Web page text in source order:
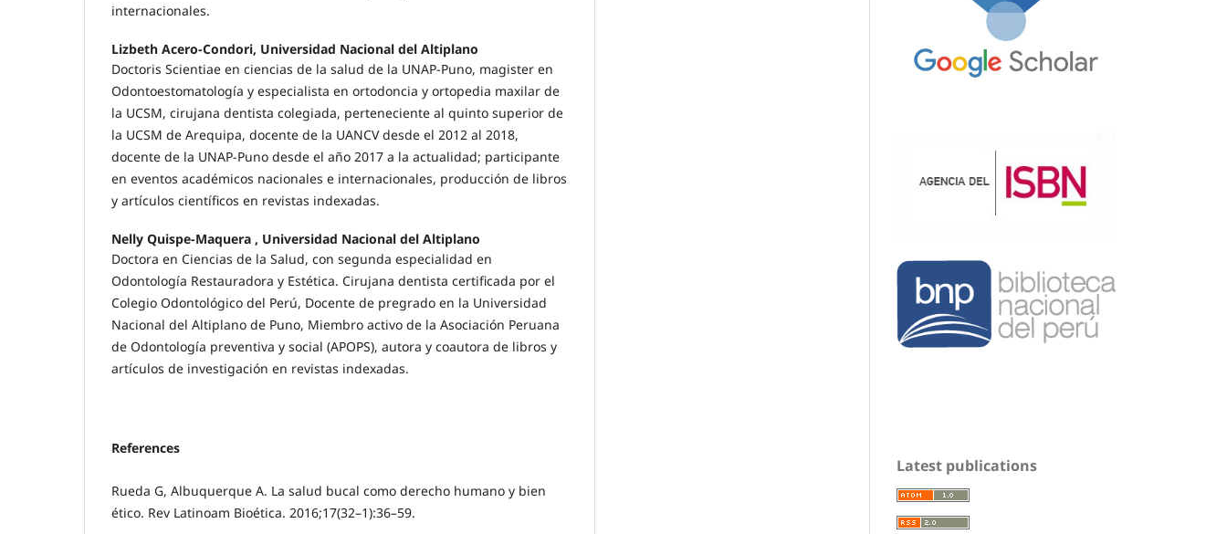
internacionales.
Lizbeth Acero-Condori, Universidad Nacional del Altiplano
Doctoris Scientiae en ciencias de la salud de la UNAP-Puno, magister en
Odontoestomatología y especialista en ortodoncia y ortopedia maxilar de
la UCSM, cirujana dentista colegiada, perteneciente al quinto superior de
la UCSM de Arequipa, docente de la UANCV desde el 2012 al 2018,
docente de la UNAP-Puno desde el año 2017 a la actualidad; participante
en eventos académicos nacionales e internacionales, producción de libros
y artículos científicos en revistas indexadas.
Nelly Quispe-Maquera , Universidad Nacional del Altiplano
Doctora en Ciencias de la Salud, con segunda especialidad en
Odontología Restauradora y Estética. Cirujana dentista certificada por el
Colegio Odontológico del Perú, Docente de pregrado en la Universidad
Nacional del Altiplano de Puno, Miembro activo de la Asociación Peruana
de Odontología preventiva y social (APOPS), autora y coautora de libros y
artículos de investigación en revistas indexadas.
References
Rueda G, Albuquerque A. La salud bucal como derecho humano y bien
ético. Rev Latinoam Bioética. 2016;17(32–1):36–59.
Latest publications